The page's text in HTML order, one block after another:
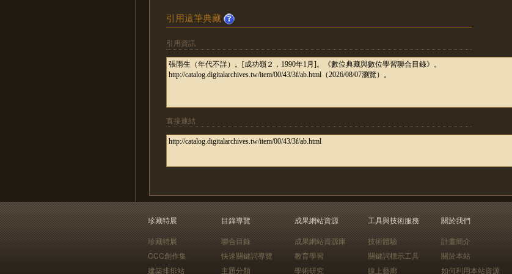
引用這筆典藏
引用資訊
直接連結
珍藏特展
珍藏特展
CCC創作集
建築排排站
目錄導覽
聯合目錄
快速關鍵詞導覽
主題分類
成果網站資源
成果網站資源庫
教育學習
學術研究
工具與技術服務
技術體驗
關鍵詞標示工具
線上藝廊
關於我們
計畫簡介
關於本站
如何利用本站資源